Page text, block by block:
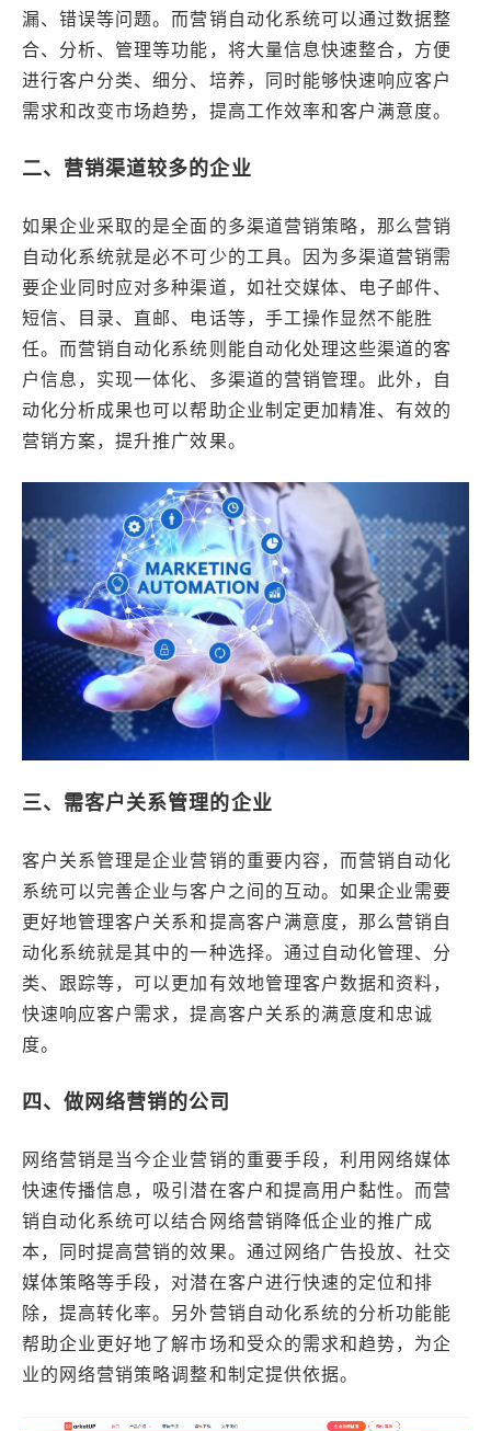
漏、错误等问题。而营销自动化系统可以通过数据整
合、分析、管理等功能，将大量信息快速整合，方便
进行客户分类、细分、培养，同时能够快速响应客户
需求和改变市场趋势，提高工作效率和客户满意度。
二、营销渠道较多的企业
如果企业采取的是全面的多渠道营销策略，那么营销
自动化系统就是必不可少的工具。因为多渠道营销需
要企业同时应对多种渠道，如社交媒体、电子邮件、
短信、目录、直邮、电话等，手工操作显然不能胜
任。而营销自动化系统则能自动化处理这些渠道的客
户信息，实现一体化、多渠道的营销管理。此外，自
动化分析成果也可以帮助企业制定更加精准、有效的
营销方案，提升推广效果。
三、需客户关系管理的企业
客户关系管理是企业营销的重要内容，而营销自动化
系统可以完善企业与客户之间的互动。如果企业需要
更好地管理客户关系和提高客户满意度，那么营销自
动化系统就是其中的一种选择。通过自动化管理、分
类、跟踪等，可以更加有效地管理客户数据和资料，
快速响应客户需求，提高客户关系的满意度和忠诚
度。
四、做网络营销的公司
网络营销是当今企业营销的重要手段，利用网络媒体
快速传播信息，吸引潜在客户和提高用户黏性。而营
销自动化系统可以结合网络营销降低企业的推广成
本，同时提高营销的效果。通过网络广告投放、社交
媒体策略等手段，对潜在客户进行快速的定位和排
除，提高转化率。另外营销自动化系统的分析功能能
帮助企业更好地了解市场和受众的需求和趋势，为企
业的网络营销策略调整和制定提供依据。